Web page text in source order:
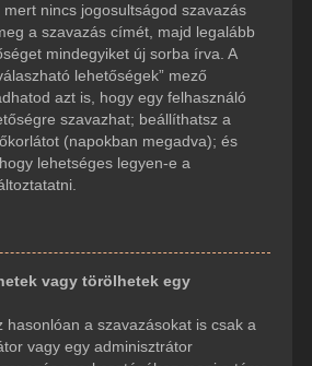
nincs jogosultságod szavazás
a szavazás címét, majd legalább
mindegyiket új sorba írva. A
lehetőségek” mező
azt is, hogy egy felhasználó
szavazhat; beállíthatsz a
(napokban megadva); és
lehetséges legyen-e a
vagy törölhetek egy
hasonlóan a szavazásokat is csak a
vagy egy adminisztrátor